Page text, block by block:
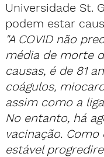
Universidade St.
podem estar
"A COVID não
média de morte
causas, é de 81
coágulos,
assim como a
No entanto, há
vacinação.
estável